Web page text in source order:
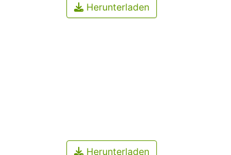
Herunterladen
Herunterladen